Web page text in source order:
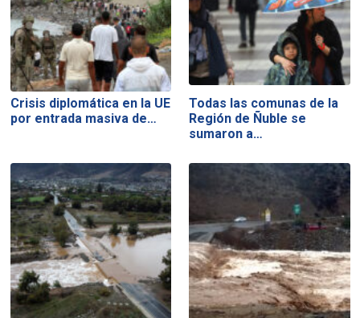
Crisis diplomática en la UE
por entrada masiva de…
Todas las comunas de la
Región de Ñuble se
sumaron a…